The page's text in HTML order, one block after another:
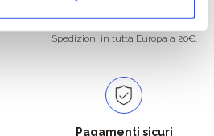
Spedizioni in tutta Europa a 20€.
Pagamenti sicuri